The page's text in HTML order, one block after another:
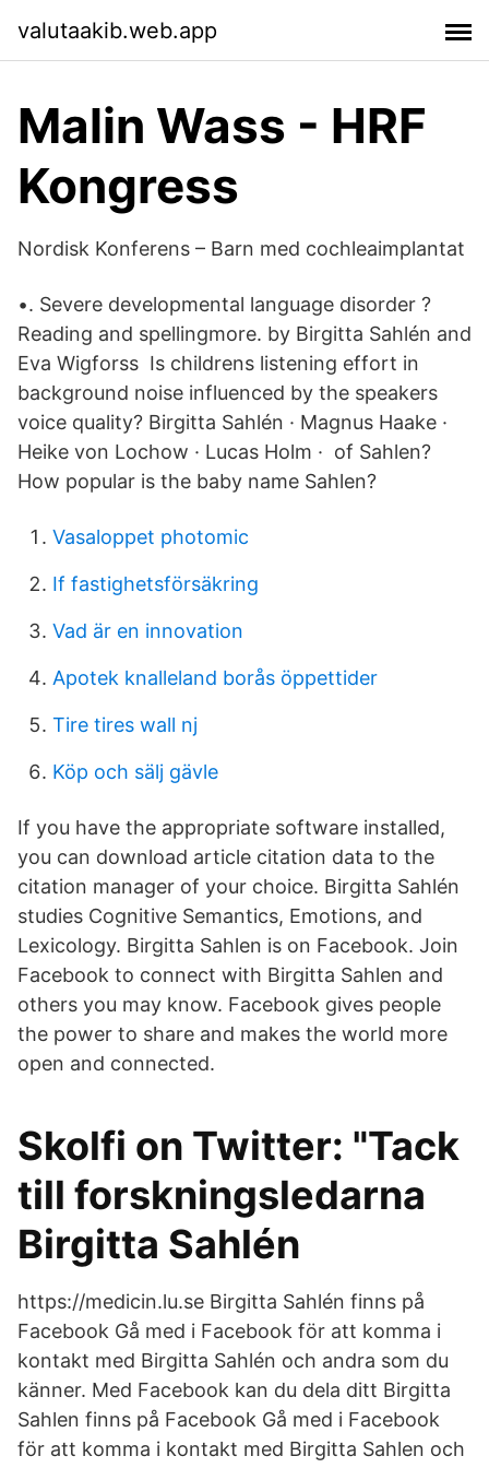
valutaakib.web.app
Malin Wass - HRF
Kongress
Nordisk Konferens – Barn med cochleaimplantat
•. Severe developmental language disorder ?
Reading and spellingmore. by Birgitta Sahlén and
Eva Wigforss Is childrens listening effort in
background noise influenced by the speakers
voice quality? Birgitta Sahlén · Magnus Haake ·
Heike von Lochow · Lucas Holm · of Sahlen?
How popular is the baby name Sahlen?
Vasaloppet photomic
If fastighetsförsäkring
Vad är en innovation
Apotek knalleland borås öppettider
Tire tires wall nj
Köp och sälj gävle
If you have the appropriate software installed,
you can download article citation data to the
citation manager of your choice. Birgitta Sahlén
studies Cognitive Semantics, Emotions, and
Lexicology. Birgitta Sahlen is on Facebook. Join
Facebook to connect with Birgitta Sahlen and
others you may know. Facebook gives people
the power to share and makes the world more
open and connected.
Skolfi on Twitter: "Tack
till forskningsledarna
Birgitta Sahlén
https://medicin.lu.se Birgitta Sahlén finns på
Facebook Gå med i Facebook för att komma i
kontakt med Birgitta Sahlén och andra som du
känner. Med Facebook kan du dela ditt Birgitta
Sahlen finns på Facebook Gå med i Facebook
för att komma i kontakt med Birgitta Sahlen och